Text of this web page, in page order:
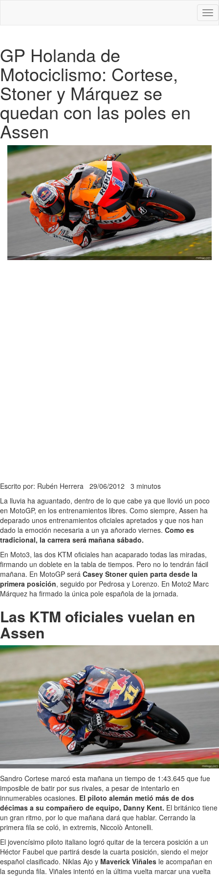
GP Holanda de
Motociclismo: Cortese,
Stoner y Márquez se
quedan con las poles en
Assen
Escrito por: Rubén Herrera 29/06/2012 3 minutos
La lluvia ha aguantado, dentro de lo que cabe ya que llovió un poco
en MotoGP, en los entrenamientos libres. Como siempre, Assen ha
deparado unos entrenamientos oficiales apretados y que nos han
dado la emoción necesaria a un ya añorado viernes. Como es
tradicional, la carrera será mañana sábado.
En Moto3, las dos KTM oficiales han acaparado todas las miradas,
firmando un doblete en la tabla de tiempos. Pero no lo tendrán fácil
mañana. En MotoGP será Casey Stoner quien parta desde la
primera posición, seguido por Pedrosa y Lorenzo. En Moto2 Marc
Márquez ha firmado la única pole española de la jornada.
Las KTM oficiales vuelan en
Assen
Sandro Cortese marcó esta mañana un tiempo de 1:43.645 que fue
imposible de batir por sus rivales, a pesar de intentarlo en
innumerables ocasiones. El piloto alemán metió más de dos
décimas a su compañero de equipo, Danny Kent. El británico tiene
un gran ritmo, por lo que mañana dará que hablar. Cerrando la
primera fila se coló, in extremis, Niccolò Antonelli.
El jovencísimo piloto italiano logró quitar de la tercera posición a un
Héctor Faubel que partirá desde la cuarta posición, siendo el mejor
español clasificado. Niklas Ajo y Maverick Viñales le acompañan en
la segunda fila. Viñales intentó en la última vuelta marcar una vuelta